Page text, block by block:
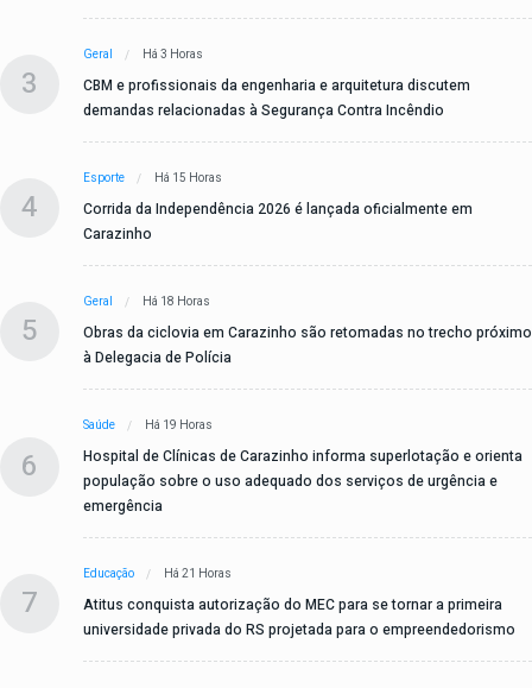
3
Geral Há 3 Horas
CBM e profissionais da engenharia e arquitetura discutem
demandas relacionadas à Segurança Contra Incêndio
4
Esporte Há 15 Horas
Corrida da Independência 2026 é lançada oficialmente em
Carazinho
5
Geral Há 18 Horas
Obras da ciclovia em Carazinho são retomadas no trecho próximo
à Delegacia de Polícia
6
Saúde Há 19 Horas
Hospital de Clínicas de Carazinho informa superlotação e orienta
população sobre o uso adequado dos serviços de urgência e
emergência
7
Educação Há 21 Horas
Atitus conquista autorização do MEC para se tornar a primeira
universidade privada do RS projetada para o empreendedorismo